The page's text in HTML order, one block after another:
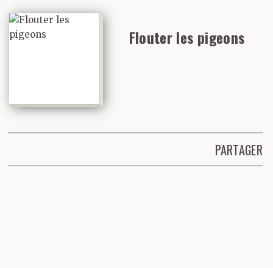
Flouter les pigeons
PARTAGER